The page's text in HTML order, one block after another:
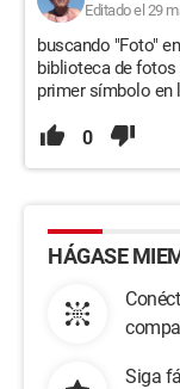
Editado el 29
buscando "Foto"
biblioteca de fotos
primer símbolo en
0
HÁGASE
Siga